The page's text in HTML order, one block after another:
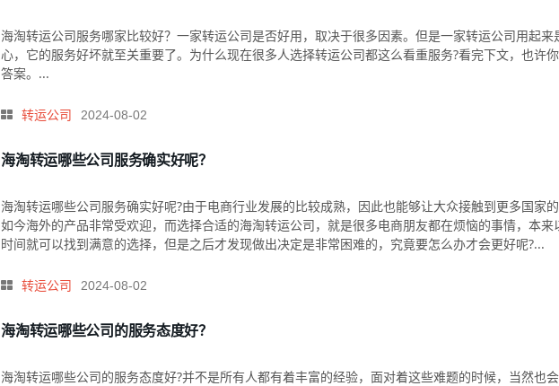
海淘转运公司服务哪家比较好？​一家转运公司是否好用，取决于很多因素。但是一家转运公司用起来
心，它的服务好坏就至关重要了。为什么现在很多人选择转运公司都这么看重服务?看完下文，也许
答案。...
转运公司 2024-08-02
海淘转运哪些公司服务确实好呢？
海淘转运哪些公司服务确实好呢?由于电商行业发展的比较成熟，因此也能够让大众接触到更多国家的
如今海外的产品非常受欢迎，而选择合适的海淘转运公司，就是很多电商朋友都在烦恼的事情，本来
时间就可以找到满意的选择，但是之后才发现做出决定是非常困难的，究竟要怎么办才会更好呢?...
转运公司 2024-08-02
海淘转运哪些公司的服务态度好？
海淘转运哪些公司的服务态度好?并不是所有人都有着丰富的经验，面对着这些难题的时候，当然也